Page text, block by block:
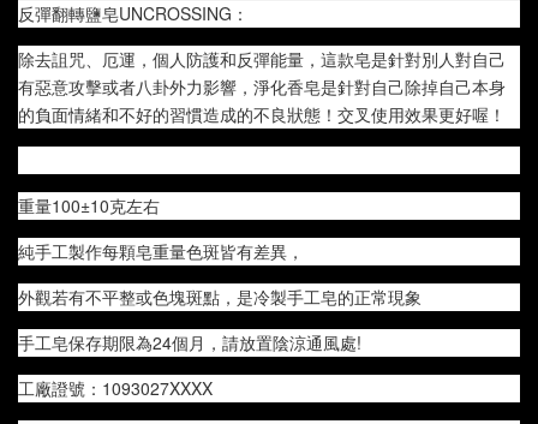
反彈翻轉鹽皂UNCROSSING：
除去詛咒、厄運，個人防護和反彈能量，這款皂是針對別人對自己
有惡意攻擊或者八卦外力影響，淨化香皂是針對自己除掉自己本身
的負面情緒和不好的習慣造成的不良狀態！交叉使用效果更好喔！
重量100±10克左右
純手工製作每顆皂重量色斑皆有差異，
外觀若有不平整或色塊斑點，是冷製手工皂的正常現象
手工皂保存期限為24個月，請放置陰涼通風處!
工廠證號：1093027XXXX